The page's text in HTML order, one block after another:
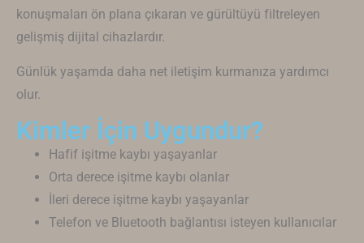
konuşmaları ön plana çıkaran ve gürültüyü filtreleyen
gelişmiş dijital cihazlardır.
Günlük yaşamda daha net iletişim kurmanıza yardımcı
olur.
Kimler İçin Uygundur?
Hafif işitme kaybı yaşayanlar
Orta derece işitme kaybı olanlar
İleri derece işitme kaybı yaşayanlar
Telefon ve Bluetooth bağlantısı isteyen kullanıcılar